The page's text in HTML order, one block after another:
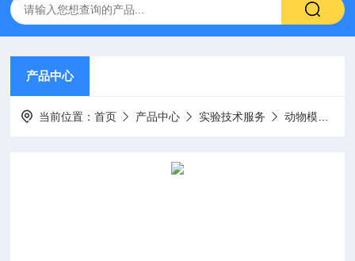
产品中心
当前位置：首页 产品中心 实验技术服务 动物模型构建